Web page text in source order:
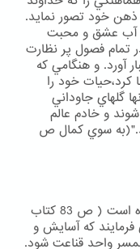
خود تصور نمايد.
آب عشق و محبت
تمام فصول پر نظارت
آورد. و هنگامي كه
كرد،حيات خود را
گلهاي جاوداني
و خادم عالم
سوي كمال ص
· در ديانت بهايي، تعدد زوجات نهي شده است ( ص 83 كتاب
كه آسايش و
واحد قناعت شود.